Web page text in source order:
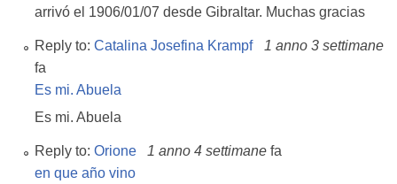
arrivó el 1906/01/07 desde Gibraltar. Muchas gracias
Reply to:Catalina Josefina Krampf
1 anno 3 settimane
fa
Es mi. Abuela
Es mi. Abuela
Reply to: Orione 1 anno 4 settimane fa
en que año vino